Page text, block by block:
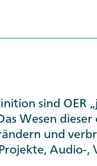
sind OER
Wesen
und
Audio-,